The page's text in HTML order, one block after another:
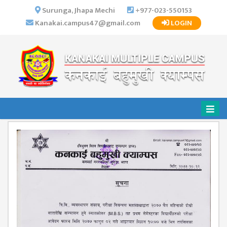
ABOUT US
INSTITUTIONAL
OVERVIEW
VISION MISSION
OBJECTIVES
MAJOR
STRATEGIES
ORGANIZATIONAL
ACHIEVEMENTS
Surunga, Jhapa Mechi
+977-023-550153
Kanakai.campus47@gmail.com
LOGIN